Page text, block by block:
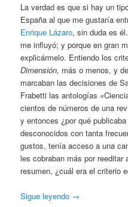
La verdad es que si hay un
España al que me gustaría
Enrique Lázaro, sin duda es
me influyó; y porque en gran
explicármelo. Entiendo los
Dimensión, más o menos, y
marcaban las decisiones de
Frabetti las antologías
cientos de números de una
y entonces ¿por qué
desconocidos con tanta
gustos, tenía acceso a una
les cobraban más por
resumen, ¿cuál era el criterio
Sigue leyendo →